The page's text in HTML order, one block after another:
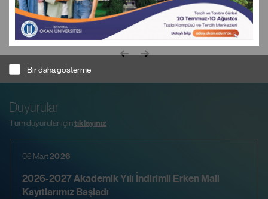
devamı
Duyurular
Tüm duyurular içintıklayınız
06 Mart2026
2026-2027 Akademik Yılı İndirimli Erken Mali
Kayıtlarımız Başladı
Bir daha gösterme